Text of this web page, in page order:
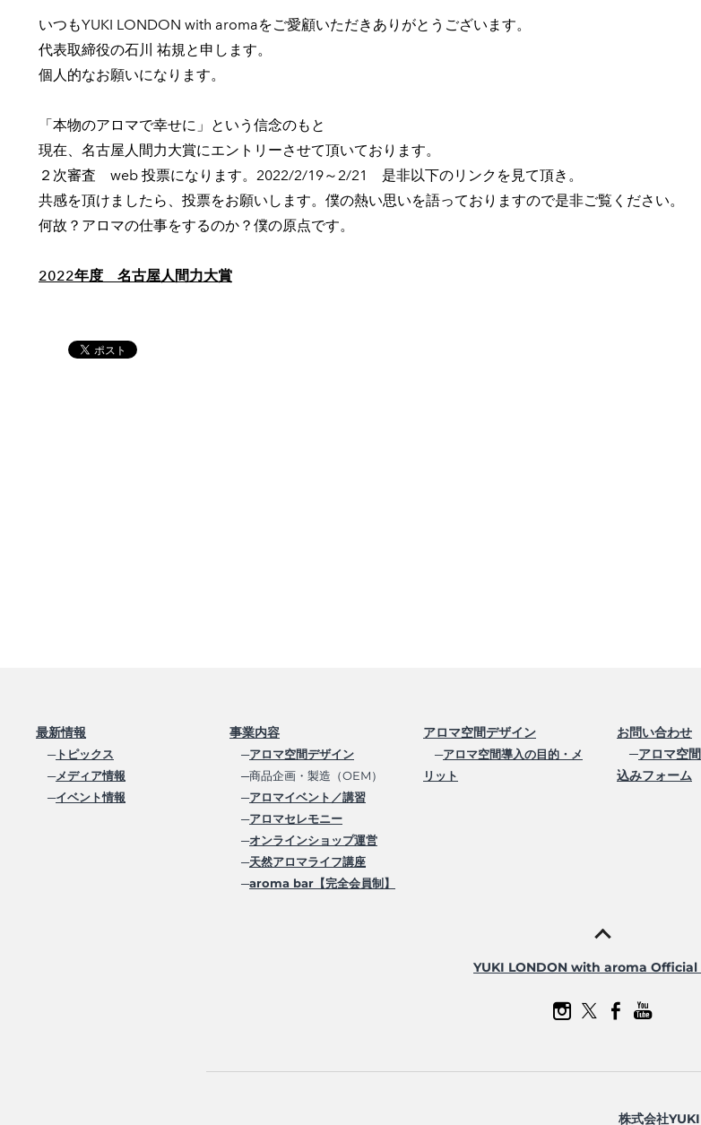
いつもYUKI LONDON with aromaをご愛顧いただきありがとうございます。
代表取締役の石川 祐規と申します。
個人的なお願いになります。
「本物のアロマで幸せに」という信念のもと
現在、名古屋人間力大賞にエントリーさせて頂いております。
２次審査 web 投票になります。2022/2/19～2/21 是非以下のリンクを見て頂き。
共感を頂けましたら、投票をお願いします。僕の熱い思いを語っておりますので是非ご覧ください。
何故？アロマの仕事をするのか？僕の原点です。
2022年度 名古屋人間力大賞
最新情報
─トピックス
─メディア情報
─イベント情報
事業内容
─アロマ空間デザイン
─商品企画・製造（OEM）
─アロマイベント／講習
─アロマセレモニー
─オンラインショップ運営
─天然アロマライフ講座
─aroma bar【完全会員制】
アロマ空間デザイン
─アロマ空間導入の目的・メ
リット
お問い合わせ
─アロマ空
込みフォーム
YUKI LONDON with aroma Official
株式会社